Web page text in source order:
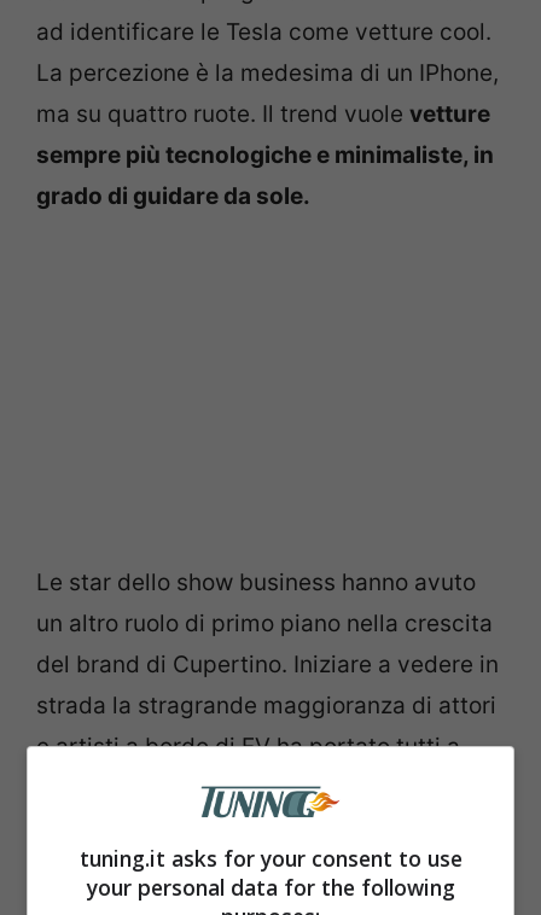
ad identificare le Tesla come vetture cool.
La percezione è la medesima di un IPhone,
ma su quattro ruote. Il trend vuole vetture
sempre più tecnologiche e minimaliste, in
grado di guidare da sole.
Le star dello show business hanno avuto
un altro ruolo di primo piano nella crescita
del brand di Cupertino. Iniziare a vedere in
strada la stragrande maggioranza di attori
e artisti a bordo di EV ha portato tutti a
concepire l’acquisto di una silenziosa
presunto impatto a zero emissioni, i
tuning.it asks for your consent to use
your personal data for the following